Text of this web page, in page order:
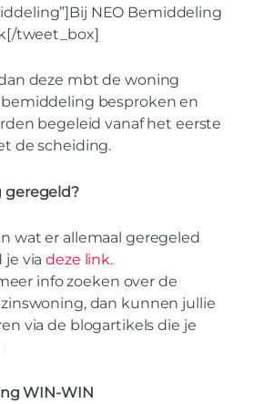
NEO Bemiddeling
tweet_box]
deze mbt de woning
besproken en
begeleid vanaf het eerste
de scheiding.
geregeld?
wat er allemaal geregeled
je viadeze link.
info zoeken over de
dan kunnen jullie
via de blogartikels die je
WIN-WIN